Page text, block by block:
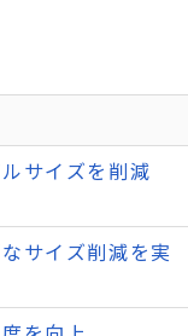
サイズを削減
サイズ削減を実